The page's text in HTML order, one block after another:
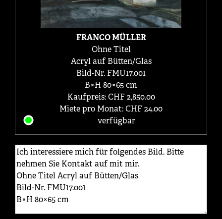
FRANCO MÜLLER
Ohne Titel
Acryl auf Bütten/Glas
Bild-Nr. FMU17.001
B×H 80×65 cm
Kaufpreis: CHF 2,850.00
Miete pro Monat: CHF 24.00
verfügbar